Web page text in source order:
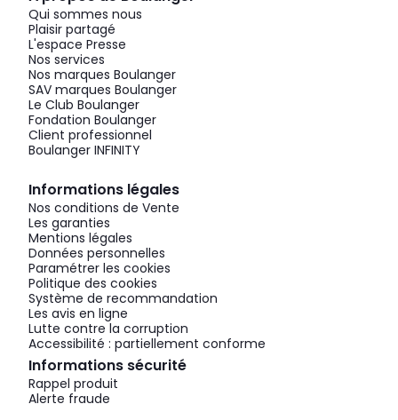
Qui sommes nous
Plaisir partagé
L'espace Presse
Nos services
Nos marques Boulanger
SAV marques Boulanger
Le Club Boulanger
Fondation Boulanger
Client professionnel
Boulanger INFINITY
Informations légales
Nos conditions de Vente
Les garanties
Mentions légales
Données personnelles
Paramétrer les cookies
Politique des cookies
Système de recommandation
Les avis en ligne
Lutte contre la corruption
Accessibilité : partiellement conforme
Informations sécurité
Rappel produit
Alerte fraude